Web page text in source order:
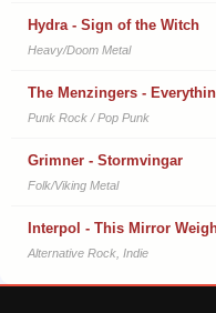
Hydra - Sign of the Witch
Heavy/Doom Metal
The Menzingers -
Punk Rock / Pop Punk
Grimner - Stormvingar
Folk/Viking Metal
Interpol - This Mirror
Alternative Rock, Indie